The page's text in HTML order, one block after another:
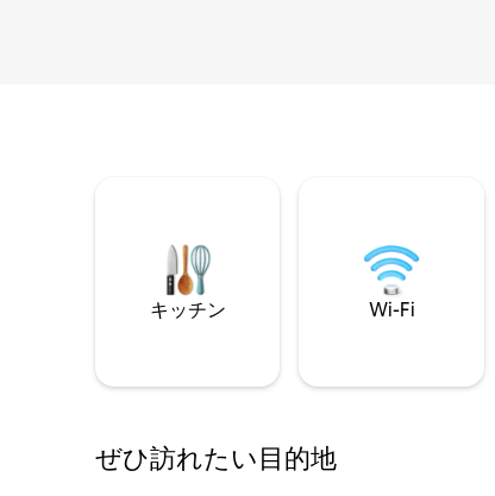
キッチン Wi-Fi
ぜひ訪⁠れ⁠た⁠い目⁠的⁠地